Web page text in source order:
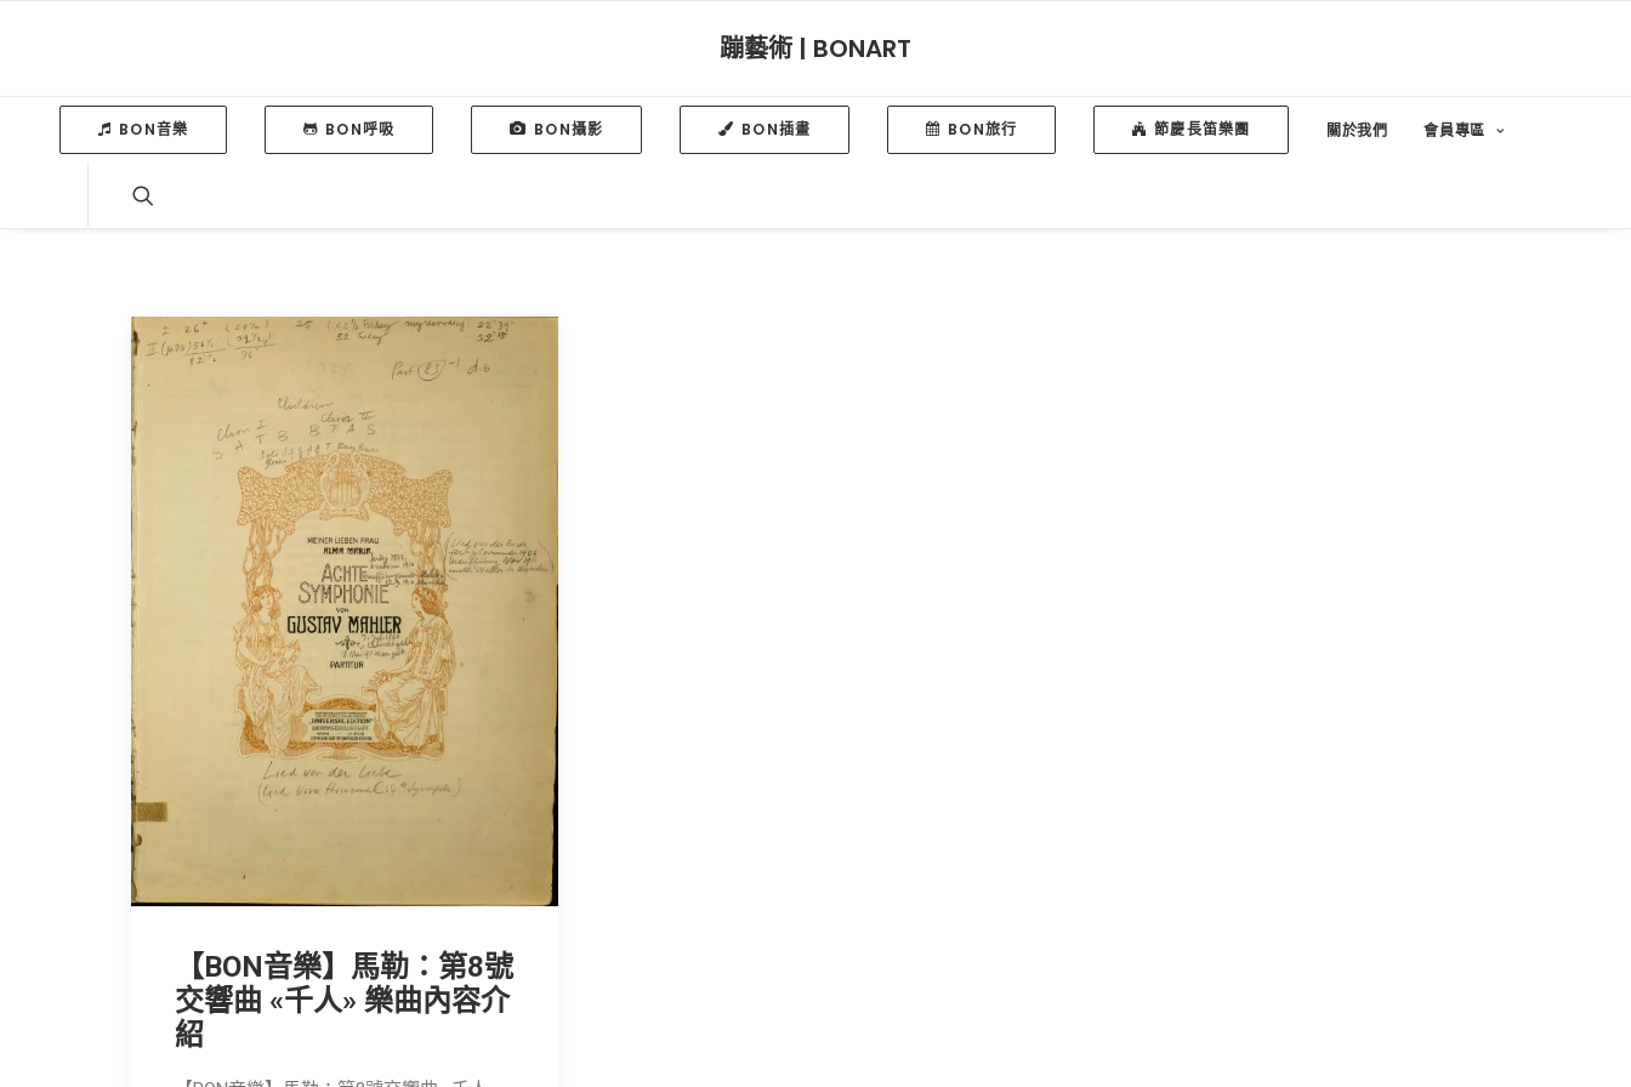
蹦藝術 | BONART
BON音樂 BON呼吸 BON攝影 BON插畫 BON旅行 節慶長笛樂團 關於我們 會員專區
【BON音樂】馬勒：第8號
交響曲 «千人» 樂曲內容介
紹